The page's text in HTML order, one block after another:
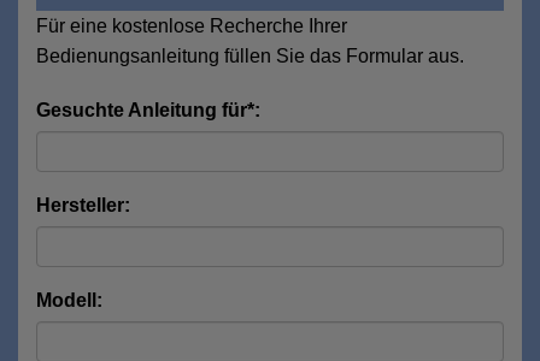
Für eine kostenlose Recherche Ihrer
Bedienungsanleitung füllen Sie das Formular aus.
Gesuchte Anleitung für*:
Hersteller:
Modell: